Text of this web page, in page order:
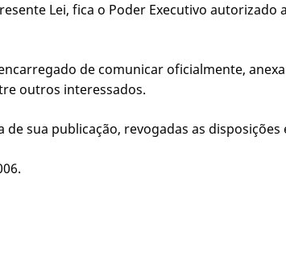
Lei, fica o Poder Executivo
de comunicar oficialmente,
outros interessados.
de sua publicação, revogadas as